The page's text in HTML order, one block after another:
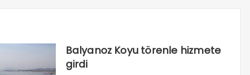
Balyanoz Koyu törenle hizmete
girdi